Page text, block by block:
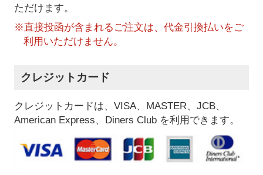
ただけます。
※直接投函が含まれるご注文は、代金引換払いをご
利用いただけません。
クレジットカード
クレジットカードは、VISA、MASTER、JCB、
American Express、Diners Club を利用できます。